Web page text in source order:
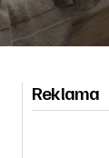
Reklama